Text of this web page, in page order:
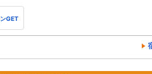
GET